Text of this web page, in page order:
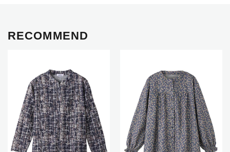
RECOMMEND